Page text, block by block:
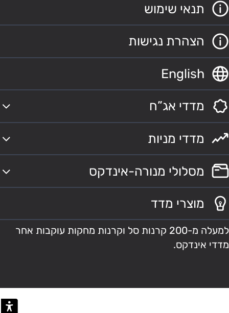
תנאי שימוש
הצהרת נגישות
English
מדדי אג”ח
מדדי מניות
מסלולי מנורה-אינדקס
מוצרי מדד
למעלה מ-200 קרנות סל וקרנות מחקות עוקבות אחר
מדדי אינדקס.